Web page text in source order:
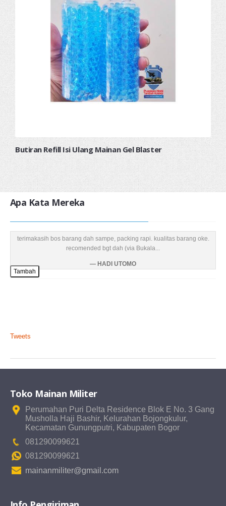
Butiran Refill Isi Ulang Mainan Gel Blaster
Apa Kata Mereka
terimakasih bos barang dah sampe, packing rapi. kualitas barang oke.
recomended bgt dah (via Bukala...
HADI UTOMO
Tambah
Tweets
Toko Mainan Militer
Perumahan Puri Delta Residence Blok E No. 3 Gang
Musholla Haji Bashir, Kelurahan Bojongkulur,
Kecamatan Gunungputri, Kabupaten Bogor
081290099621
081290099621
mainanmiliter@gmail.com